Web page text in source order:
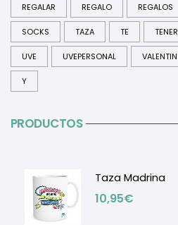
REGALAR REGALO REGALOS
SOCKS TAZA TE TENER
UVE UVEPERSONAL VALENTIN
Y
PRODUCTOS
Taza Madrina
10,95€